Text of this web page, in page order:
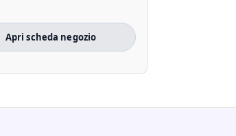
Apri scheda negozio